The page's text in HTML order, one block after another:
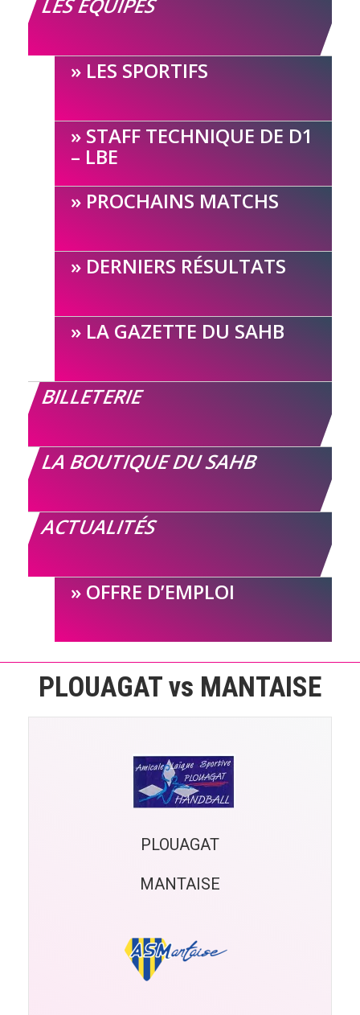
LES SPORTIFS
STAFF TECHNIQUE DE D1
– LBE
PROCHAINS MATCHS
DERNIERS RÉSULTATS
LA GAZETTE DU SAHB
BILLETERIE
LA BOUTIQUE DU SAHB
ACTUALITÉS
OFFRE D’EMPLOI
PLOUAGAT vs MANTAISE
PLOUAGAT
MANTAISE